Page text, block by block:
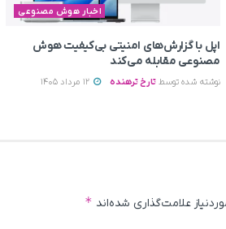
اخبار هوش مصنوعی
اپل با گزارش‌های امنیتی بی‌کیفیت هوش
مصنوعی مقابله می‌کند
نوشته شده توسط تارخ ترهنده 12 مرداد 1405
علامت‌گذاری شده‌اند *